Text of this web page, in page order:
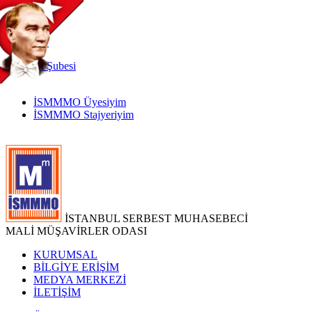
TR
|
EN
İnternetŞubesi
İSMMMO Üyesiyim
İSMMMO Stajyeriyim
İSTANBUL SERBEST MUHASEBECİ
MALİ MÜŞAVİRLER ODASI
KURUMSAL
BİLGİYE ERİŞİM
MEDYA MERKEZİ
İLETİŞİM